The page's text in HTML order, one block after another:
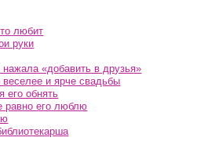
любит
руки
«добавить в друзья»
и ярче свадьбы
его обнять
равно его люблю